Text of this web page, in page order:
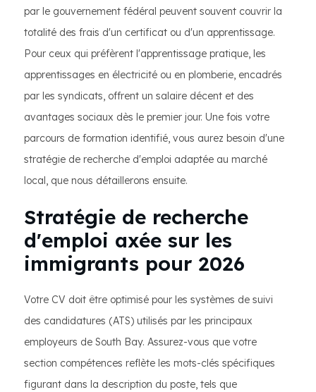
par le gouvernement fédéral peuvent souvent couvrir la
totalité des frais d'un certificat ou d'un apprentissage.
Pour ceux qui préfèrent l'apprentissage pratique, les
apprentissages en électricité ou en plomberie, encadrés
par les syndicats, offrent un salaire décent et des
avantages sociaux dès le premier jour. Une fois votre
parcours de formation identifié, vous aurez besoin d'une
stratégie de recherche d'emploi adaptée au marché
local, que nous détaillerons ensuite.
Stratégie de recherche
d'emploi axée sur les
immigrants pour 2026
Votre CV doit être optimisé pour les systèmes de suivi
des candidatures (ATS) utilisés par les principaux
employeurs de South Bay. Assurez-vous que votre
section compétences reflète les mots-clés spécifiques
figurant dans la description du poste, tels que